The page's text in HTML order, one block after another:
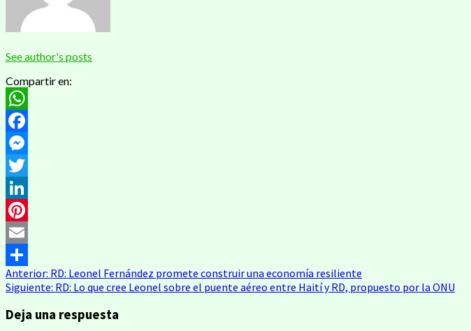
See author's posts
Compartir en:
WhatsApp
Facebook
Messenger
Twitter
LinkedIn
Pinterest
Email
Compartir
Navegación
de
entradas
Anterior: RD: Leonel Fernández promete construir una economía resiliente
Siguiente: RD: Lo que cree Leonel sobre el puente aéreo entre Haití y RD, propuesto por la ONU
Deja una respuesta